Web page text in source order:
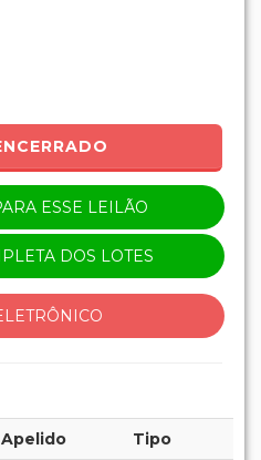
ESSE LEILÃO
DOS LOTES
Apelido Tipo